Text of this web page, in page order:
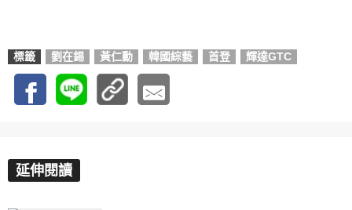
標籤 劉在錫 黃仁勳 韓國綜藝 首登 輝達GTC
延伸閱讀